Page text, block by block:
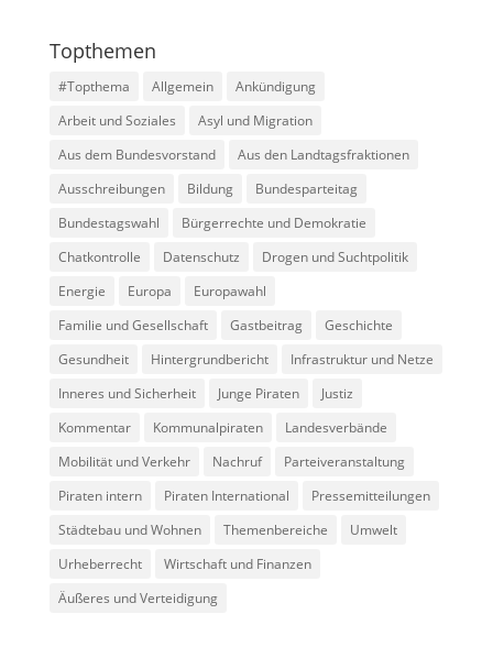
Topthemen
#Topthema Allgemein
Ankündigung
Arbeit und Soziales
Asyl und Migration
Aus dem Bundesvorstand
Aus den Landtagsfraktionen
Ausschreibungen
Bildung
Bundesparteitag
Bundestagswahl
Bürgerrechte und Demokratie
Chatkontrolle
Datenschutz
Drogen und Suchtpolitik
Energie
Europa
Europawahl
Familie und Gesellschaft
Gastbeitrag
Geschichte
Gesundheit
Hintergrundbericht
Infrastruktur und Netze
Inneres und Sicherheit
Junge Piraten
Justiz
Kommentar
Kommunalpiraten
Landesverbände
Mobilität und Verkehr
Nachruf
Parteiveranstaltung
Piraten intern
Piraten International
Pressemitteilungen
Städtebau und Wohnen
Themenbereiche
Umwelt
Urheberrecht
Wirtschaft und Finanzen
Äußeres und Verteidigung